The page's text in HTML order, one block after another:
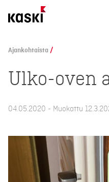
sisältöön
Ajankohtaista /
Ulko-oven
04.05.2020 - Muokattu